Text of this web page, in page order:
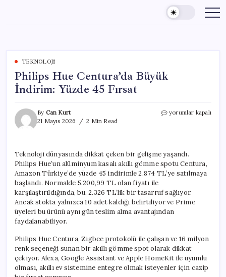
content
TEKNOLOJI
Philips Hue Centura’da Büyük
İndirim: Yüzde 45 Fırsat
By Can Kurt
21 Mayıs 2026
2 Min Read
Philips
Yüzde
45
Fırsat
yorumlar kapalı
Teknoloji dünyasında dikkat çeken bir gelişme yaşandı.
Philips Hue’un alüminyum kasalı akıllı gömme spotu Centura,
Amazon Türkiye’de yüzde 45 indirimle 2.874 TL’ye satılmaya
başlandı. Normalde 5.200,99 TL olan fiyatı ile
karşılaştırıldığında, bu, 2.326 TL’lik bir tasarruf sağlıyor.
Ancak stokta yalnızca 10 adet kaldığı belirtiliyor ve Prime
üyeleri bu ürünü aynı gün teslim alma avantajından
faydalanabiliyor.
Philips Hue Centura, Zigbee protokolü ile çalışan ve 16 milyon
renk seçeneği sunan bir akıllı gömme spot olarak dikkat
çekiyor. Alexa, Google Assistant ve Apple HomeKit ile uyumlu
olması, akıllı ev sistemine entegre olmak isteyenler için cazip